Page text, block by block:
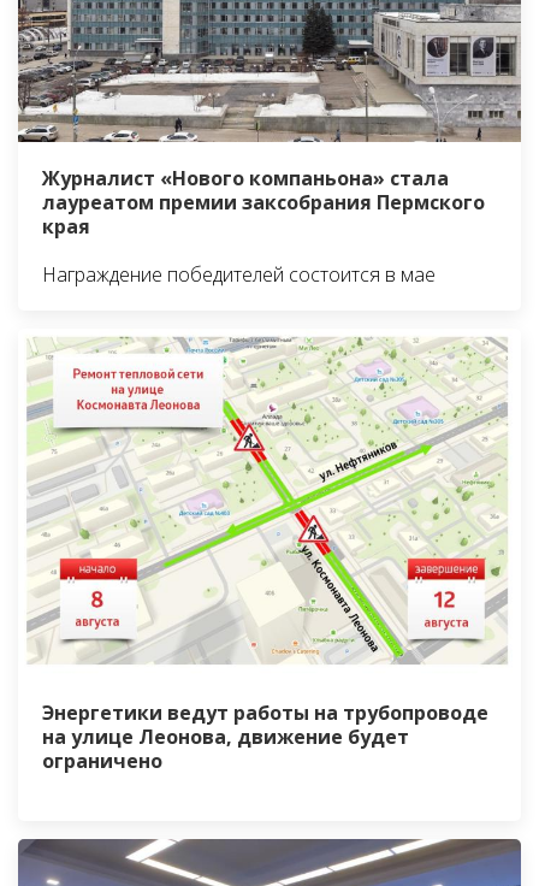
Журналист «Нового компаньона» стала
лауреатом премии заксобрания Пермского
края
Награждение победителей состоится в мае
Энергетики ведут работы на трубопроводе
на улице Леонова, движение будет
ограничено